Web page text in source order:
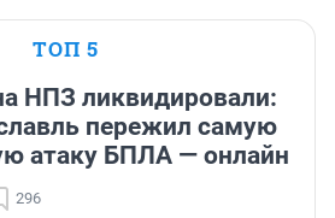
ТОП 5
НПЗ ликвидировали:
пережил самую
атаку БПЛА — онлайн
296